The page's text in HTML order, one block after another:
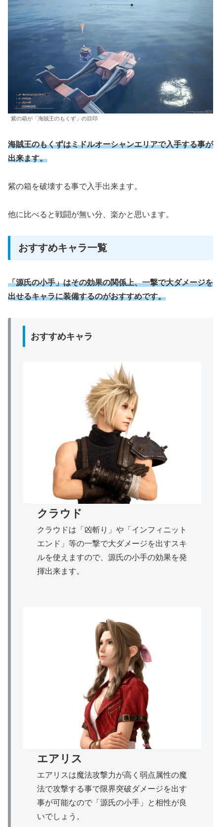
紫の箱が「海賊王のもくず」の目印
海賊王のもくずはミドルオーシャンエリアで入手する事が
出来ます。
紫の箱を破壊する事で入手出来ます。
他に比べると戦闘が無い分、楽かと思います。
おすすめキャラ一覧
「源氏の小手」はその効果の関係上、一撃で大ダメージを
出せるキャラに装備するのがおすすめです。
おすすめキャラ
クラウド
クラウドは「凶斬り」や「インフィニット
エンド」等の一撃で大ダメージを出すスキ
ルを使えますので、源氏の小手の効果を発
揮出来ます。
エアリス
エアリスは魔法攻撃力が高く弱点属性の魔
法で攻撃する事で限界突破ダメージを出す
事が可能なので「源氏の小手」と相性が良
いでしょう。